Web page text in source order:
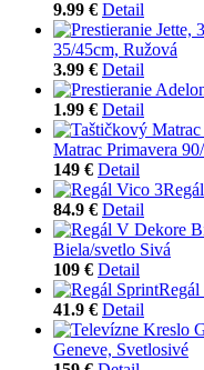
9.99 € Detail
35/45cm, Ružová
3.99 € Detail
1.99 € Detail
Matrac Primavera
149 € Detail
84.9 € Detail
Biela/svetlo Sivá
109 € Detail
Regál
41.9 € Detail
Geneve, Svetlosivé